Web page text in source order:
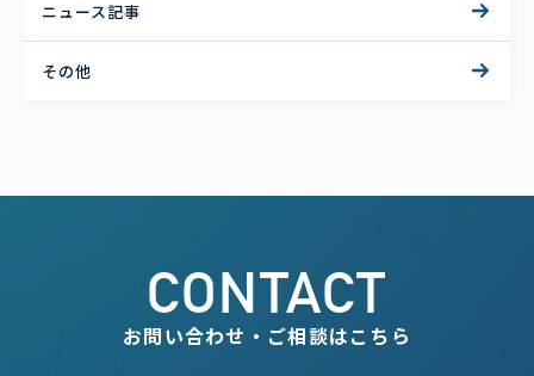
ニュース記事
その他
CONTACT
お問い合わせ・ご相談はこちら